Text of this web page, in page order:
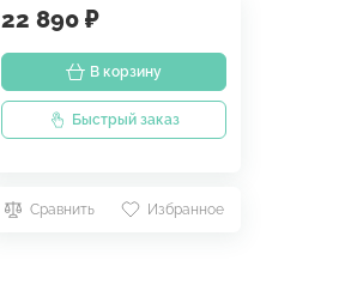
22 890 ₽
В корзину
Быстрый заказ
Сравнить Избранное